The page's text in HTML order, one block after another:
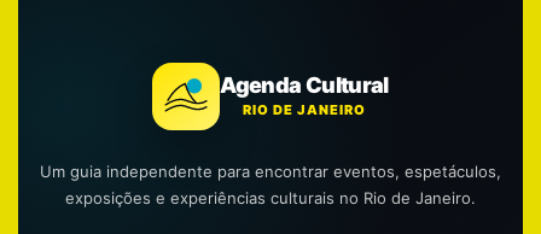
Agenda Cultural
RIO DE JANEIRO
Um guia independente para encontrar eventos, espetáculos,
exposições e experiências culturais no Rio de Janeiro.